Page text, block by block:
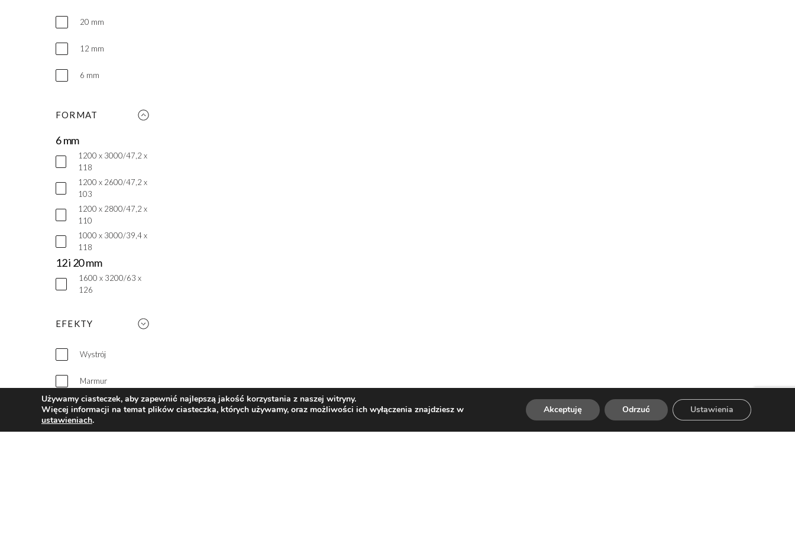
20 mm
12 mm
6 mm
FORMAT
6 mm
1200 x 3000/47,2 x
118
1200 x 2600/47,2 x
103
1200 x 2800/47,2 x
110
1000 x 3000/39,4 x
118
12 i 20 mm
1600 x 3200/63 x
126
EFEKTY
Wystrój
Marmur
Drewno
Cement
Używamy ciasteczek, aby zapewnić najlepszą jakość korzystania z naszej witryny.
Więcej informacji na temat plików ciasteczka, których używamy, oraz możliwości ich wyłączenia znajdziesz w
ustawieniach.
Akceptuję Odrzuć Ustawienia